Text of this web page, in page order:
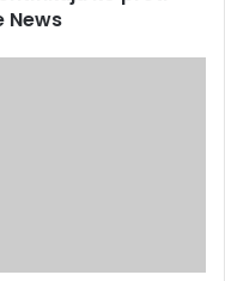
News